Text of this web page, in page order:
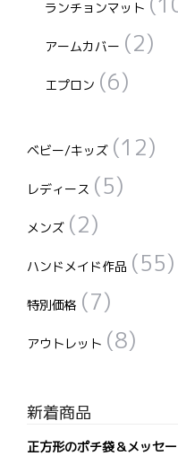
ランチョンマット
アームカバー (2)
エプロン (6)
ベビー/キッズ (12)
レディース (5)
メンズ (2)
ハンドメイド作品 (55)
特別価格 (7)
アウトレット (8)
新着商品
正方形のポチ袋＆メッセ